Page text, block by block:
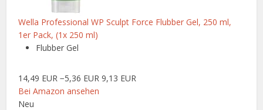
Wella Professional WP Sculpt Force Flubber Gel, 250 ml,
1er Pack, (1x 250 ml)
Flubber Gel
14,49 EUR −5,36 EUR 9,13 EUR
Bei Amazon ansehen
Neu